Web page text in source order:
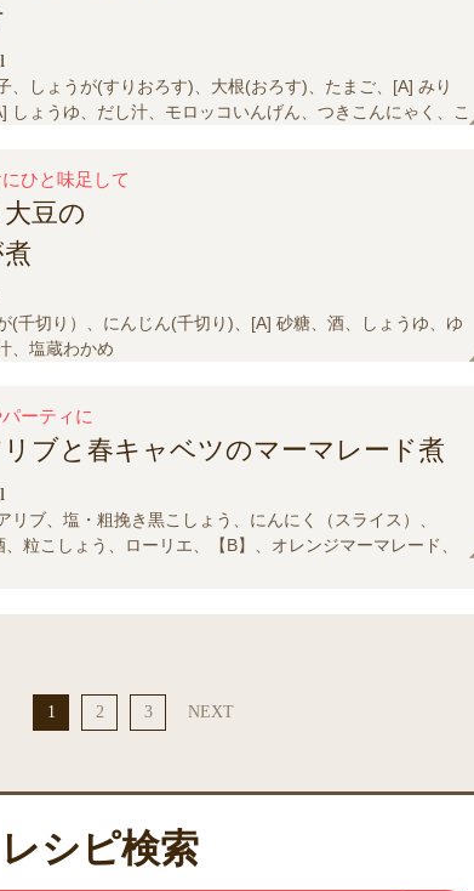
、しょうが(すりおろす)、大根(おろす)、たまご、[A] みり
しょうゆ、だし汁、モロッコいんげん、つきこんにゃく、こ
ひと味足して
豆の
(千切り）、にんじん(千切り)、[A] 砂糖、酒、しょうゆ、ゆ
、塩蔵わかめ
ーティに
ブと春キャベツのマーマレード煮
リブ、塩・粗挽き黒こしょう、にんにく（スライス）、
、粒こしょう、ローリエ、【B】、オレンジマーマレード、
1 2 3 NEXT
レシピ検索